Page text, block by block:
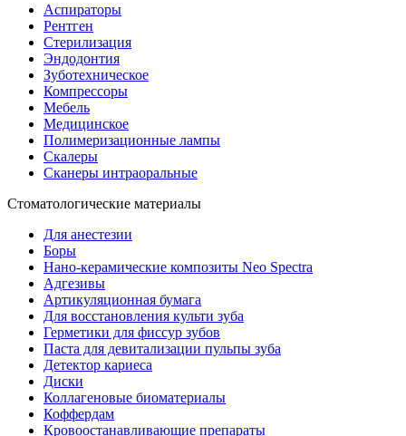
Аспираторы
Рентген
Стерилизация
Эндодонтия
Зуботехническое
Компрессоры
Мебель
Медицинское
Полимеризационные лампы
Скалеры
Сканеры интраоральные
Стоматологические материалы
Для анестезии
Боры
Нано-керамические композиты Neo Spectra
Адгезивы
Артикуляционная бумага
Для восстановления культи зуба
Герметики для фиссур зубов
Паста для девитализации пульпы зуба
Детектор кариеса
Диски
Коллагеновые биоматериалы
Коффердам
Кровоостанавливающие препараты